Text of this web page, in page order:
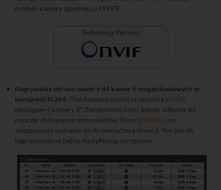
modelu kamery zgodnego z ONVIF.
Nagrywanie obrazu nawet z 64 kamer 5 megapikselowych w
kompresji H.264. Podstawowy model urządzenia K4204
obsługuje 4 kamery IP. Zwiększenie ilości kamer odbywa się
poprzez dokupienie odpowiedniej licencji K4265 i po
zalogowaniu wpisanie jej do menadżera licencji. Nie jest do
tego potrzebna żadna modyfikacja sprzętowa.